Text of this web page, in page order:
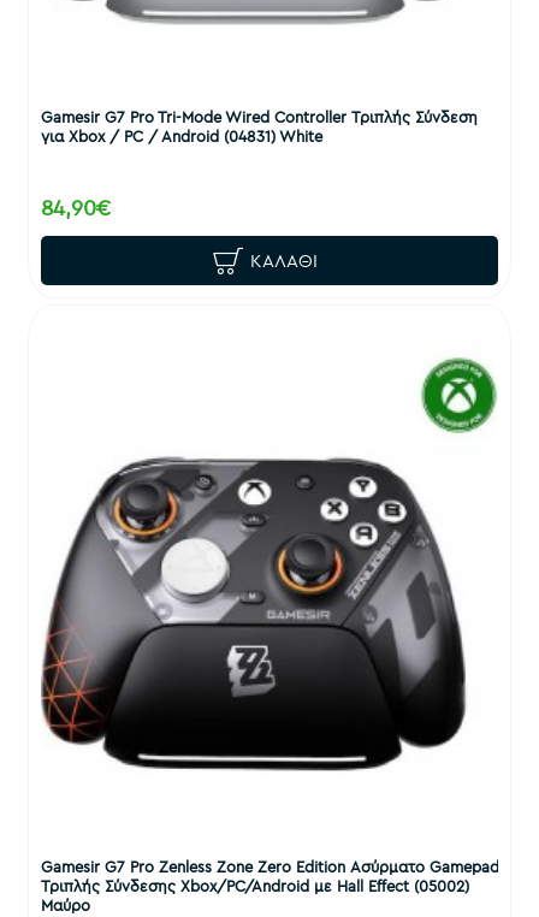
Gamesir G7 Pro Tri-Mode Wired Controller Τριπλής Σύνδεση
για Xbox / PC / Android (04831) White
84,90€
ΚΑΛΆΘΙ
Gamesir G7 Pro Zenless Zone Zero Edition Ασύρματο Gamepad
Τριπλής Σύνδεσης Xbox/PC/Android με Hall Effect (05002)
Μαύρο